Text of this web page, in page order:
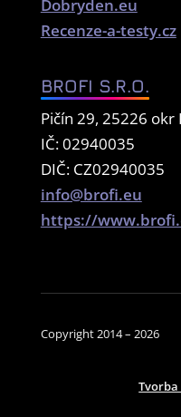
Dobryden.eu
Recenze-a-testy.cz
BROFI S.R.O.
Pičín 29, 25226 okr
IČ: 02940035
DIČ: CZ02940035
info@brofi.eu
https://
Copyright 2014 – 2026